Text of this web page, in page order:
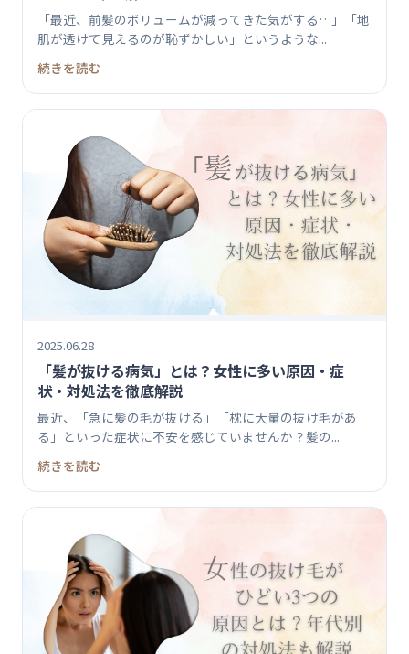
「最近、前髪のボリュームが減ってきた気がする…」「地
肌が透けて見えるのが恥ずかしい」というような...
続きを読む
2025.06.28
「髪が抜ける病気」とは？女性に多い原因・症
状・対処法を徹底解説
最近、「急に髪の毛が抜ける」「枕に大量の抜け毛があ
る」といった症状に不安を感じていませんか？髪の...
続きを読む